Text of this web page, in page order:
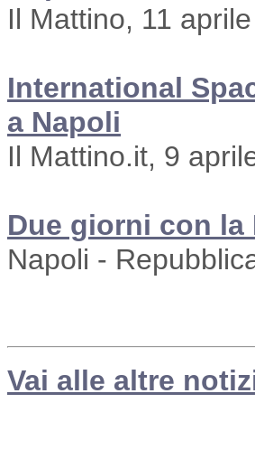
Il Mattino, 11
International
a Napoli
Il Mattino.it, 9
Due giorni con
Napoli -
Vai alle altre